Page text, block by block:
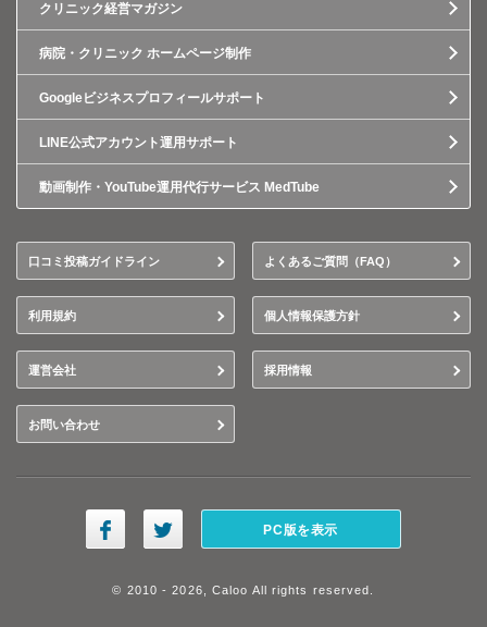
クリニック経営マガジン
病院・クリニック ホームページ制作
Googleビジネスプロフィールサポート
LINE公式アカウント運用サポート
動画制作・YouTube運用代行サービス MedTube
口コミ投稿ガイドライン よくあるご質問（FAQ）
利用規約 個人情報保護方針
運営会社 採用情報
お問い合わせ
PC版を表示
© 2010 - 2026, Caloo All rights reserved.